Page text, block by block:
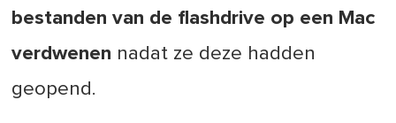
bestanden van de flashdrive op een Mac
verdwenen nadat ze deze hadden
geopend.